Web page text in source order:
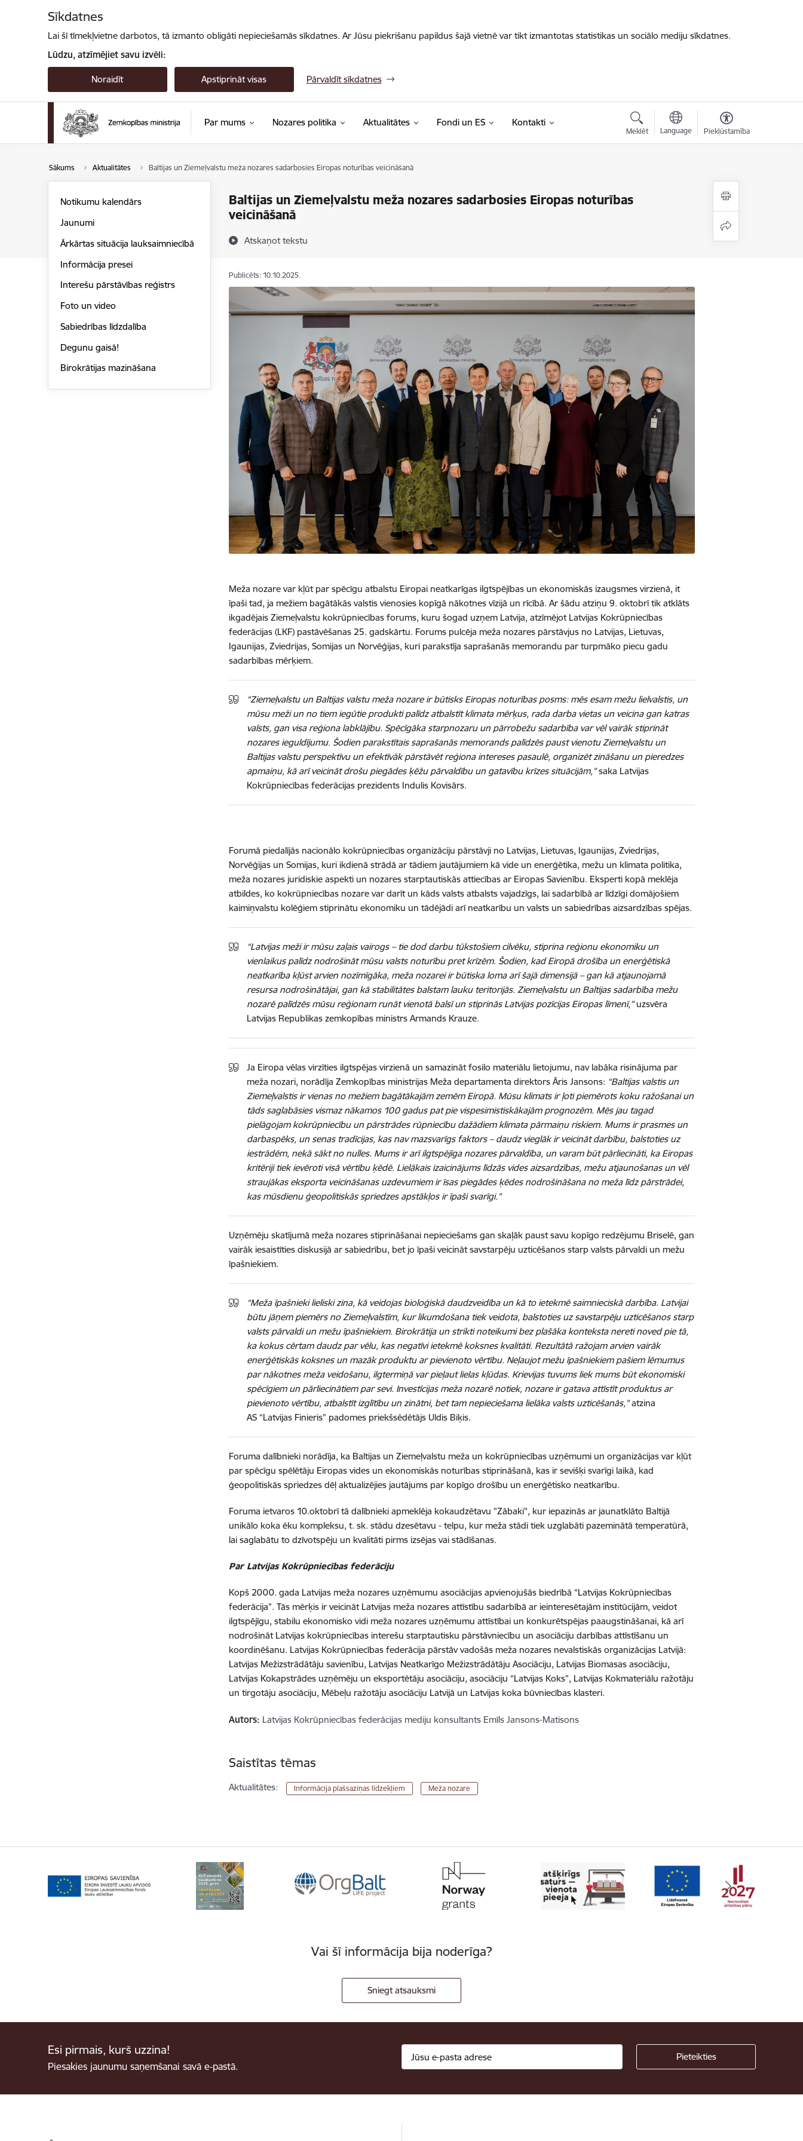
Sīkdatnes
Lai šī tīmekļvietne darbotos, tā izmanto obligāti nepieciešamās sīkdatnes. Ar Jūsu piekrišanu papildus šajā vietnē var tikt izmantotas statistikas un sociālo mediju sīkdatnes.
Lūdzu, atzīmējiet savu izvēli:
Noraidīt Apstiprināt visas Pārvaldīt sīkdatnes
Par mums Nozares politika Aktualitātes Fondi un ES Kontakti
Meklēt Language Piekļūstamība
Sākums Aktualitātes Baltijas un Ziemeļvalstu meža nozares sadarbosies Eiropas noturības veicināšanā
Baltijas un Ziemeļvalstu meža nozares sadarbosies Eiropas noturības
veicināšanā
Atskaņot tekstu
Notikumu kalendārs
Jaunumi
Ārkārtas situācija lauksaimniecībā
Informācija presei
Interešu pārstāvības reģistrs
Foto un video
Sabiedrības līdzdalība
Degunu gaisā!
Birokrātijas mazināšana
Publicēts: 10.10.2025.
Meža nozare var kļūt par spēcīgu atbalstu Eiropai neatkarīgas ilgtspējības un ekonomiskās izaugsmes virzienā, it
īpaši tad, ja mežiem bagātākās valstis vienosies kopīgā nākotnes vīzijā un rīcībā. Ar šādu atziņu 9. oktobrī tik atklāts
ikgadējais Ziemeļvalstu kokrūpniecības forums, kuru šogad uzņem Latvija, atzīmējot Latvijas Kokrūpniecības
federācijas (LKF) pastāvēšanas 25. gadskārtu. Forums pulcēja meža nozares pārstāvjus no Latvijas, Lietuvas,
Igaunijas, Zviedrijas, Somijas un Norvēģijas, kuri parakstīja saprašanās memorandu par turpmāko piecu gadu
sadarbības mērķiem.
“Ziemeļvalstu un Baltijas valstu meža nozare ir būtisks Eiropas noturības posms: mēs esam mežu lielvalstis, un
mūsu meži un no tiem iegūtie produkti palīdz atbalstīt klimata mērķus, rada darba vietas un veicina gan katras
valsts, gan visa reģiona labklājību. Spēcīgāka starpnozaru un pārrobežu sadarbība var vēl vairāk stiprināt
nozares ieguldījumu. Šodien parakstītais saprašanās memorands palīdzēs paust vienotu Ziemeļvalstu un
Baltijas valstu perspektīvu un efektīvāk pārstāvēt reģiona intereses pasaulē, organizēt zināšanu un pieredzes
apmaiņu, kā arī veicināt drošu piegādes ķēžu pārvaldību un gatavību krīzes situācijām,”saka Latvijas
Kokrūpniecības federācijas prezidents Indulis Kovisārs.
Forumā piedalījās nacionālo kokrūpniecības organizāciju pārstāvji no Latvijas, Lietuvas, Igaunijas, Zviedrijas,
Norvēģijas un Somijas, kuri ikdienā strādā ar tādiem jautājumiem kā vide un enerģētika, mežu un klimata politika,
meža nozares juridiskie aspekti un nozares starptautiskās attiecības ar Eiropas Savienību. Eksperti kopā meklēja
atbildes, ko kokrūpniecības nozare var darīt un kāds valsts atbalsts vajadzīgs, lai sadarbībā ar līdzīgi domājošiem
kaimiņvalstu kolēģiem stiprinātu ekonomiku un tādējādi arī neatkarību un valsts un sabiedrības aizsardzības spējas.
“Latvijas meži ir mūsu zaļais vairogs – tie dod darbu tūkstošiem cilvēku, stiprina reģionu ekonomiku un
vienlaikus palīdz nodrošināt mūsu valsts noturību pret krīzēm. Šodien, kad Eiropā drošība un enerģētiskā
neatkarība kļūst arvien nozīmīgāka, meža nozarei ir būtiska loma arī šajā dimensijā – gan kā atjaunojamā
resursa nodrošinātājai, gan kā stabilitātes balstam lauku teritorijās. Ziemeļvalstu un Baltijas sadarbība mežu
nozarē palīdzēs mūsu reģionam runāt vienotā balsī un stiprinās Latvijas pozīcijas Eiropas līmenī,”uzsvēra
Latvijas Republikas zemkopības ministrsArmands Krauze.
Ja Eiropa vēlas virzīties ilgtspējas virzienā un samazināt fosilo materiālu lietojumu, nav labāka risinājuma par
meža nozari, norādīja Zemkopības ministrijas Meža departamenta direktors Āris Jansons: “Baltijas valstis un
Ziemeļvalstis ir vienas no mežiem bagātākajām zemēm Eiropā. Mūsu klimats ir ļoti piemērots koku ražošanai un
tāds saglabāsies vismaz nākamos 100 gadus pat pie vispesimistiskākajām prognozēm. Mēs jau tagad
pielāgojam kokrūpniecību un pārstrādes rūpniecību dažādiem klimata pārmaiņu riskiem. Mums ir prasmes un
darbaspēks, un senas tradīcijas, kas nav mazsvarīgs faktors – daudz vieglāk ir veicināt darbību, balstoties uz
iestrādēm, nekā sākt no nulles. Mums ir arī ilgtspējīga nozares pārvaldība, un varam būt pārliecināti, ka Eiropas
kritēriji tiek ievēroti visā vērtību ķēdē. Lielākais izaicinājums līdzās vides aizsardzības, mežu atjaunošanas un vēl
straujākas eksporta veicināšanas uzdevumiem ir īsas piegādes ķēdes nodrošināšana no meža līdz pārstrādei,
kas mūsdienu ģeopolitiskās spriedzes apstākļos ir īpaši svarīgi.”
Uzņēmēju skatījumā meža nozares stiprināšanai nepieciešams gan skaļāk paust savu kopīgo redzējumu Briselē, gan
vairāk iesaistīties diskusijā ar sabiedrību, bet jo īpaši veicināt savstarpēju uzticēšanos starp valsts pārvaldi un mežu
īpašniekiem.
“Meža īpašnieki lieliski zina, kā veidojas bioloģiskā daudzveidība un kā to ietekmē saimnieciskā darbība. Latvijai
būtu jāņem piemērs no Ziemeļvalstīm, kur likumdošana tiek veidota, balstoties uz savstarpēju uzticēšanos starp
valsts pārvaldi un mežu īpašniekiem. Birokrātija un strikti noteikumi bez plašāka konteksta nereti noved pie tā,
ka kokus cērtam daudz par vēlu, kas negatīvi ietekmē koksnes kvalitāti. Rezultātā ražojam arvien vairāk
enerģētiskās koksnes un mazāk produktu ar pievienoto vērtību. Neļaujot mežu īpašniekiem pašiem lēmumus
par nākotnes meža veidošanu, ilgtermiņā var pieļaut lielas kļūdas. Krievijas tuvums liek mums būt ekonomiski
spēcīgiem un pārliecinātiem par sevi. Investīcijas meža nozarē notiek, nozare ir gatava attīstīt produktus ar
pievienoto vērtību, atbalstīt izglītību un zinātni, bet tam nepieciešama lielāka valsts uzticēšanās,”atzina
AS “Latvijas Finieris” padomes priekšsēdētājs Uldis Biķis.
Foruma dalībnieki norādīja, ka Baltijas un Ziemeļvalstu meža un kokrūpniecības uzņēmumi un organizācijas var kļūt
par spēcīgu spēlētāju Eiropas vides un ekonomiskās noturības stiprināšanā, kas ir sevišķi svarīgi laikā, kad
ģeopolitiskās spriedzes dēļ aktualizējies jautājums par kopīgo drošību un enerģētisko neatkarību.
Foruma ietvaros 10.oktobrī tā dalībnieki apmeklēja kokaudzētavu "Zābaki", kur iepazinās ar jaunatklāto Baltijā
unikālo koka ēku kompleksu, t. sk. stādu dzesētavu - telpu, kur meža stādi tiek uzglabāti pazeminātā temperatūrā,
lai saglabātu to dzīvotspēju un kvalitāti pirms izsējas vai stādīšanas.
Par Latvijas Kokrūpniecības federāciju
Kopš 2000. gada Latvijas meža nozares uzņēmumu asociācijas apvienojušās biedrībā “Latvijas Kokrūpniecības
federācija”. Tās mērķis ir veicināt Latvijas meža nozares attīstību sadarbībā ar ieinteresētajām institūcijām, veidot
ilgtspējīgu, stabilu ekonomisko vidi meža nozares uzņēmumu attīstībai un konkurētspējas paaugstināšanai, kā arī
nodrošināt Latvijas kokrūpniecības interešu starptautisku pārstāvniecību un asociāciju darbības attīstīšanu un
koordinēšanu. Latvijas Kokrūpniecības federācija pārstāv vadošās meža nozares nevalstiskās organizācijas Latvijā:
Latvijas Mežizstrādātāju savienību, Latvijas Neatkarīgo Mežizstrādātāju Asociāciju, Latvijas Biomasas asociāciju,
Latvijas Kokapstrādes uzņēmēju un eksportētāju asociāciju, asociāciju “Latvijas Koks”, Latvijas Kokmateriālu ražotāju
un tirgotāju asociāciju, Mēbeļu ražotāju asociāciju Latvijā un Latvijas koka būvniecības klasteri.
Autors: Latvijas Kokrūpniecības federācijas mediju konsultants Emīls Jansons-Matisons
Saistītas tēmas
Aktualitātes: Informācija plašsaziņas līdzekļiem Meža nozare
Vai šī informācija bija noderīga?
Sniegt atsauksmi
Esi pirmais, kurš uzzina!
Piesakies jaunumu saņemšanai savā e-pastā.